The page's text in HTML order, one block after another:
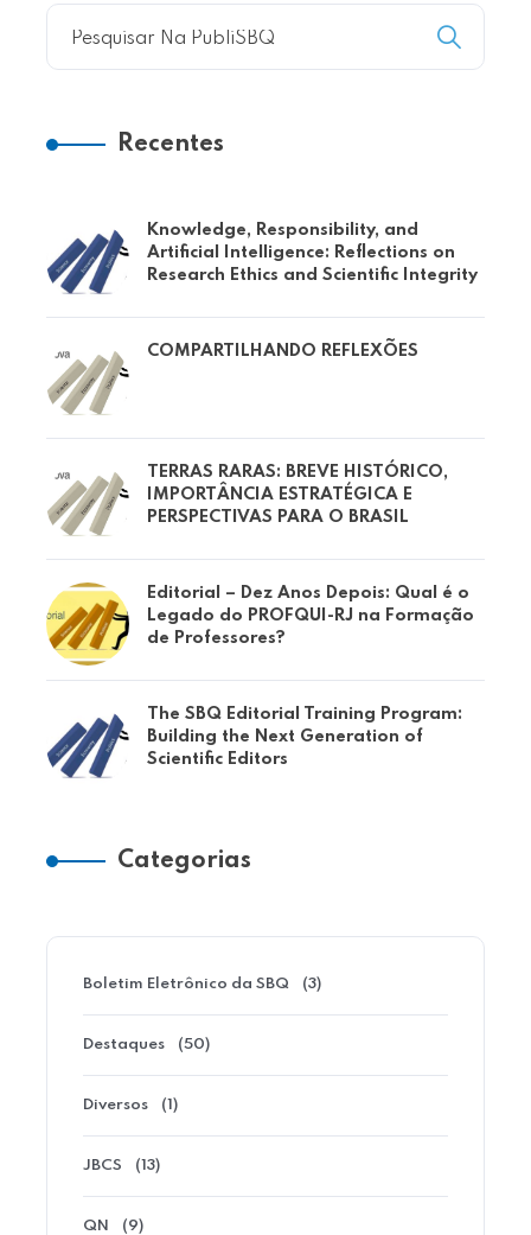
Recentes
Knowledge, Responsibility, and
Artificial Intelligence: Reflections on
Research Ethics and Scientific Integrity
COMPARTILHANDO REFLEXÕES
TERRAS RARAS: BREVE HISTÓRICO,
IMPORTÂNCIA ESTRATÉGICA E
PERSPECTIVAS PARA O BRASIL
Editorial – Dez Anos Depois: Qual é o
Legado do PROFQUI-RJ na Formação
de Professores?
The SBQ Editorial Training Program:
Building the Next Generation of
Scientific Editors
Categorias
Boletim Eletrônico da SBQ (3)
Destaques (50)
Diversos (1)
JBCS (13)
QN (9)